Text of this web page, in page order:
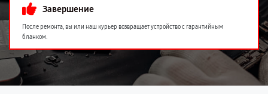
Завершение
После ремонта, вы или наш курьер возвращает устройство с гарантийным
бланком.